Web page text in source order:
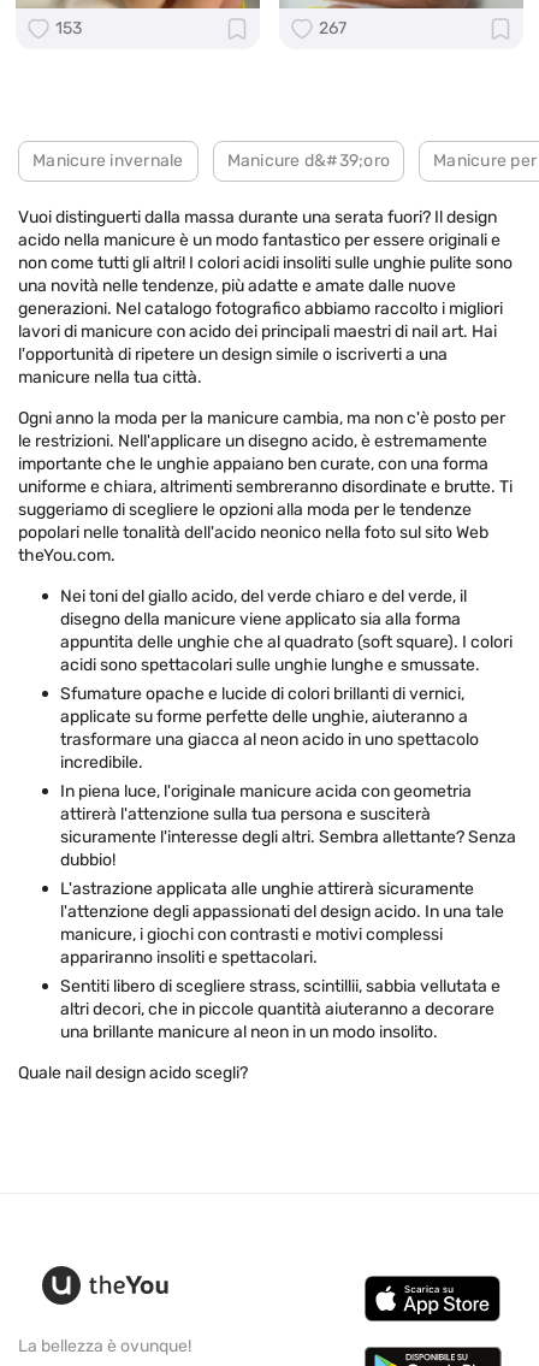
153 267
Manicure invernale Manicure d&#39;oro Manicure
Vuoi distinguerti dalla massa durante una serata fuori? Il design
acido nella manicure è un modo fantastico per essere originali e
non come tutti gli altri! I colori acidi insoliti sulle unghie pulite sono
una novità nelle tendenze, più adatte e amate dalle nuove
generazioni. Nel catalogo fotografico abbiamo raccolto i migliori
lavori di manicure con acido dei principali maestri di nail art. Hai
l'opportunità di ripetere un design simile o iscriverti a una
manicure nella tua città.
Ogni anno la moda per la manicure cambia, ma non c'è posto per
le restrizioni. Nell'applicare un disegno acido, è estremamente
importante che le unghie appaiano ben curate, con una forma
uniforme e chiara, altrimenti sembreranno disordinate e brutte. Ti
suggeriamo di scegliere le opzioni alla moda per le tendenze
popolari nelle tonalità dell'acido neonico nella foto sul sito Web
theYou.com.
Nei toni del giallo acido, del verde chiaro e del verde, il
disegno della manicure viene applicato sia alla forma
appuntita delle unghie che al quadrato (soft square). I colori
acidi sono spettacolari sulle unghie lunghe e smussate.
Sfumature opache e lucide di colori brillanti di vernici,
applicate su forme perfette delle unghie, aiuteranno a
trasformare una giacca al neon acido in uno spettacolo
incredibile.
In piena luce, l'originale manicure acida con geometria
attirerà l'attenzione sulla tua persona e susciterà
sicuramente l'interesse degli altri. Sembra allettante? Senza
dubbio!
L'astrazione applicata alle unghie attirerà sicuramente
l'attenzione degli appassionati del design acido. In una tale
manicure, i giochi con contrasti e motivi complessi
appariranno insoliti e spettacolari.
Sentiti libero di scegliere strass, scintillii, sabbia vellutata e
altri decori, che in piccole quantità aiuteranno a decorare
una brillante manicure al neon in un modo insolito.
Quale nail design acido scegli?
La bellezza è ovunque!